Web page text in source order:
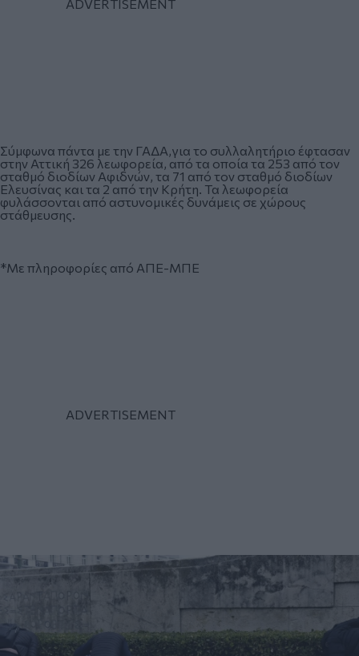
Σύμφωνα πάντα με την ΓΑΔΑ,για το συλλαλητήριο έφτασαν
στην Αττική 326 λεωφορεία, από τα οποία τα 253 από τον
σταθμό διοδίων Αφιδνών, τα 71 από τον σταθμό διοδίων
Ελευσίνας και τα 2 από την Κρήτη. Τα λεωφορεία
φυλάσσονται από αστυνομικές δυνάμεις σε χώρους
στάθμευσης.
*Με πληροφορίες από ΑΠΕ-ΜΠΕ